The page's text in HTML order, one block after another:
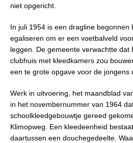
niet opgericht.
In juli 1954 is een dragline begonnen
egaliseren om er een voetbalveld
leggen. De gemeente verwachtte dat
clubhuis met kleedkamers zou
een te grote opgave voor de jongens
Werk in uitvoering, het maandblad
in het novembernummer van 1964
schoolkleedgebouwtje gereed
Klimopweg. Een kleedeenheid
daartussen een douchegedeelte.